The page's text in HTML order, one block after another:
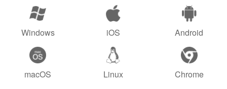
Windows iOS Android
macOS Linux Chrome